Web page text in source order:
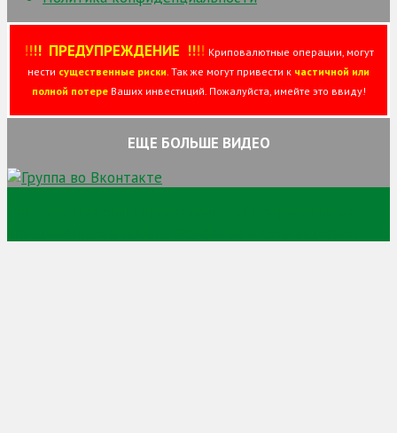
!!!!ПРЕДУПРЕЖДЕНИЕ !!!! Криповалютные операции, могут
нести существенные риски. Так же могут привести к частичной или
полной потереВаших инвестиций. Пожалуйста, имейте это ввиду!
ЕЩЕ БОЛЬШЕ ВИДЕО